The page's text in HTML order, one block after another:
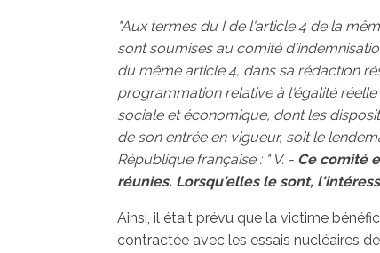
"Aux termes du I de l'article 4 de la
sont soumises au comité
du même article 4, dans sa rédaction
programmation relative à l'égalité
sociale et économique, dont les
de son entrée en vigueur, soit le
République française : " V. - Ce comité
réunies. Lorsqu'elles le sont,
Ainsi, il était prévu que la victime
contractée avec les essais nucléaires